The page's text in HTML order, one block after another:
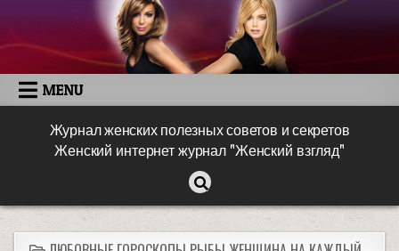
MENU
Журнал женских полезных советов и секретов
Женский интернет журнал "Женский взгляд"